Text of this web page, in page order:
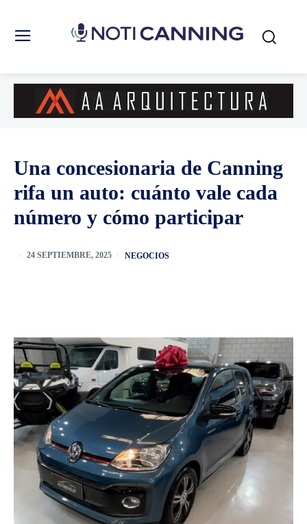
Una concesionaria de Canning
rifa un auto: cuánto vale cada
número y cómo participar
24 SEPTIEMBRE, 2025 NEGOCIOS